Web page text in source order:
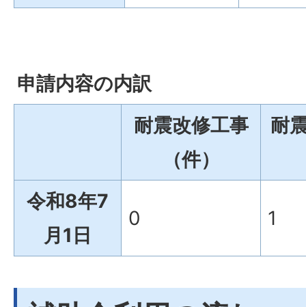
申請内容の内訳
耐震改修工事
（件）
耐
令和8年7
月1日
0 1